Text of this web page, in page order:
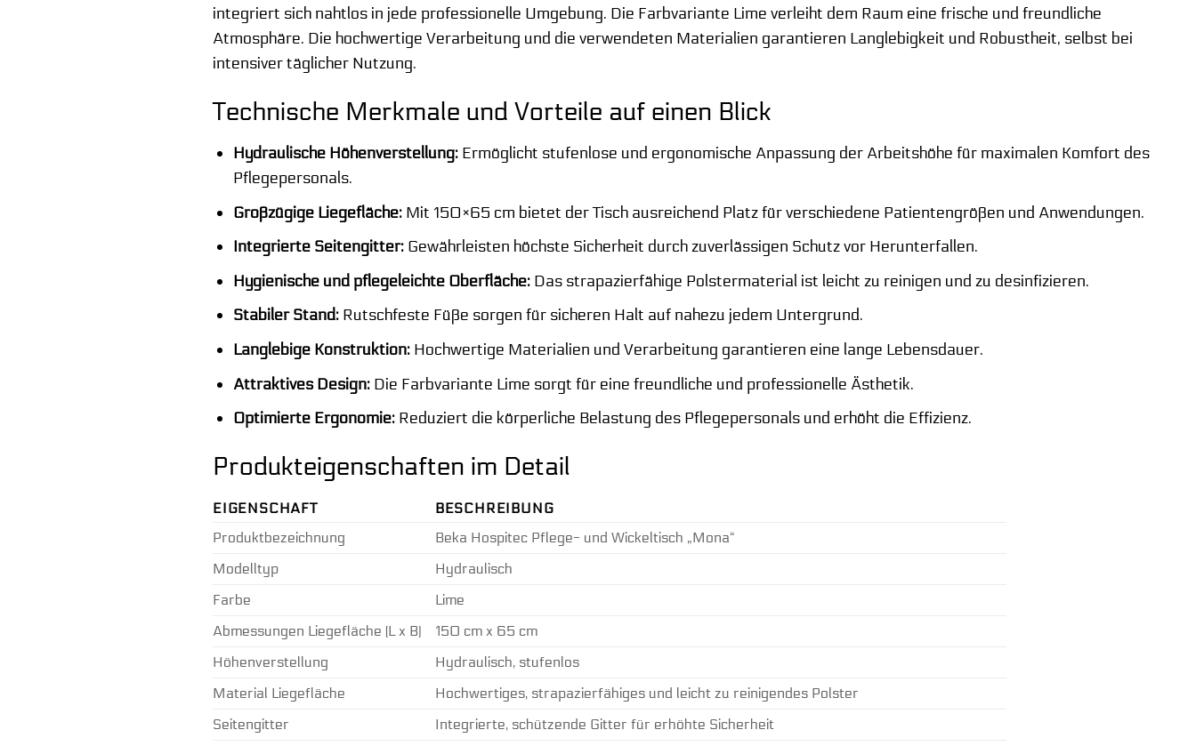
integriert sich nahtlos in jede professionelle Umgebung. Die Farbvariante Lime verleiht dem Raum eine frische und freundliche
Atmosphäre. Die hochwertige Verarbeitung und die verwendeten Materialien garantieren Langlebigkeit und Robustheit, selbst bei
intensiver täglicher Nutzung.
Technische Merkmale und Vorteile auf einen Blick
Hydraulische Höhenverstellung:Ermöglicht stufenlose und ergonomische Anpassung der Arbeitshöhe für maximalen Komfort des
Pflegepersonals.
Großzügige Liegefläche:Mit 150×65 cm bietet der Tisch ausreichend Platz für verschiedene Patientengrößen und Anwendungen.
Integrierte Seitengitter:Gewährleisten höchste Sicherheit durch zuverlässigen Schutz vor Herunterfallen.
Hygienische und pflegeleichte Oberfläche:Das strapazierfähige Polstermaterial ist leicht zu reinigen und zu desinfizieren.
Stabiler Stand:Rutschfeste Füße sorgen für sicheren Halt auf nahezu jedem Untergrund.
Langlebige Konstruktion:Hochwertige Materialien und Verarbeitung garantieren eine lange Lebensdauer.
Attraktives Design:Die Farbvariante Lime sorgt für eine freundliche und professionelle Ästhetik.
Optimierte Ergonomie:Reduziert die körperliche Belastung des Pflegepersonals und erhöht die Effizienz.
Produkteigenschaften im Detail
EIGENSCHAFT
BESCHREIBUNG
Produktbezeichnung
Beka Hospitec Pflege- und Wickeltisch „Mona“
Modelltyp
Hydraulisch
Farbe
Lime
Abmessungen Liegefläche (L x B)
150 cm x 65 cm
Höhenverstellung
Hydraulisch, stufenlos
Material Liegefläche
Hochwertiges, strapazierfähiges und leicht zu reinigendes Polster
Seitengitter
Integrierte, schützende Gitter für erhöhte Sicherheit